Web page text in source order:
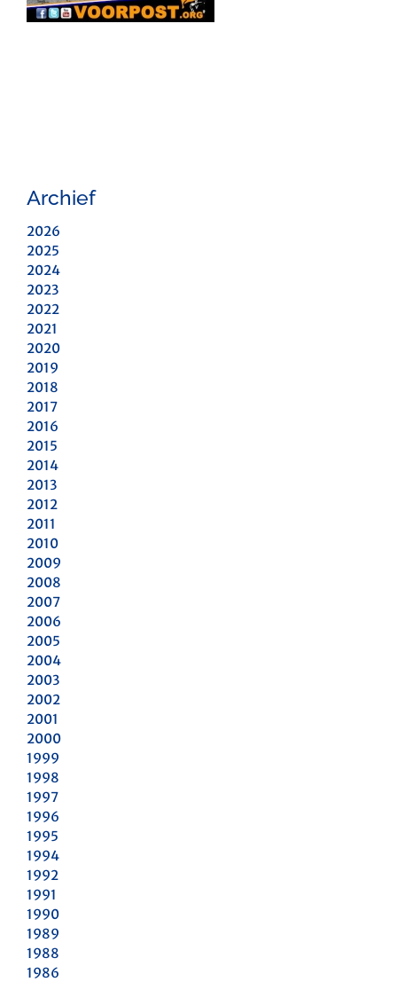
Archief
2026
2025
2024
2023
2022
2021
2020
2019
2018
2017
2016
2015
2014
2013
2012
2011
2010
2009
2008
2007
2006
2005
2004
2003
2002
2001
2000
1999
1998
1997
1996
1995
1994
1992
1991
1990
1989
1988
1986